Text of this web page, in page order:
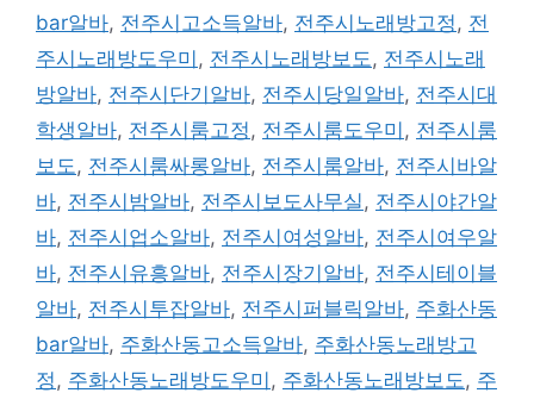
bar알바, 전주시고소득알바, 전주시노래방고정 , 전
주시노래방도우미 , 전주시노래방보도 , 전주시노래
방알바, 전주시단기알바, 전주시당일알바, 전주시대
학생알바, 전주시룸고정 , 전주시룸도우미 , 전주시룸
보도 , 전주시룸싸롱알바, 전주시룸알바, 전주시바알
바, 전주시밤알바, 전주시보도사무실 , 전주시야간알
바, 전주시업소알바, 전주시여성알바, 전주시여우알
바, 전주시유흥알바, 전주시장기알바, 전주시테이블
알바, 전주시투잡알바, 전주시퍼블릭알바, 주화산동
bar알바, 주화산동고소득알바, 주화산동노래방고
정 , 주화산동노래방도우미 , 주화산동노래방보도 , 주